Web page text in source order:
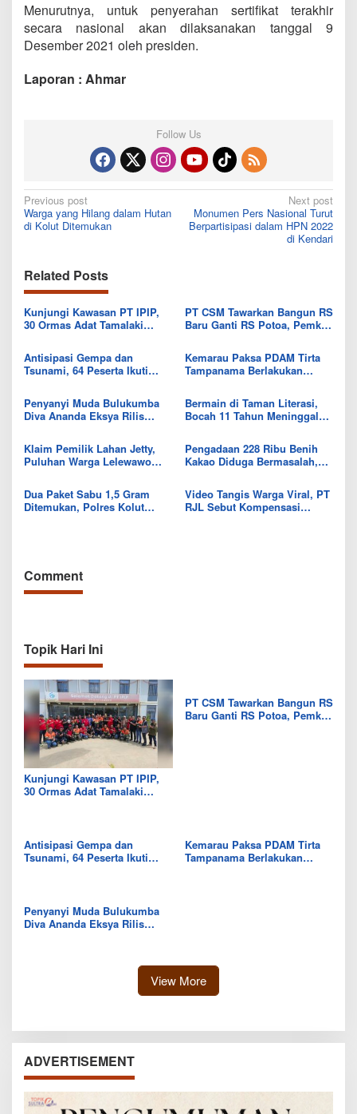
Menurutnya, untuk penyerahan sertifikat terakhir
secara nasional akan dilaksanakan tanggal 9
Desember 2021 oleh presiden.
Laporan : Ahmar
Follow Us
Post
navigation
Previous post
Warga yang Hilang dalam Hutan
di Kolut Ditemukan
Next post
Monumen Pers Nasional Turut
Berpartisipasi dalam HPN 2022
di Kendari
Related Posts
Kunjungi Kawasan PT IPIP,
30 Ormas Adat Tamalaki
Bumi Mekongga
PT CSM Tawarkan Bangun RS
Baru Ganti RS Potoa, Pemkab
Aset
Antisipasi Gempa dan
Tsunami, 64 Peserta Ikuti
Kolaka Utara
Kemarau Paksa PDAM Tirta
Tampanama Berlakukan
IKK Wawo
Penyanyi Muda Bulukumba
Diva Ananda Eksya Rilis
Eksistensi Musik Bugis
Bermain di Taman Literasi,
Bocah 11 Tahun Meninggal
Klaim Pemilik Lahan Jetty,
Puluhan Warga Lelewawo
Nikel PT RDP
Pengadaan 228 Ribu Benih
Kakao Diduga Bermasalah,
Tahap Penyidikan
Dua Paket Sabu 1,5 Gram
Ditemukan, Polres Kolut
Video Tangis Warga Viral, PT
RJL Sebut Kompensasi
Comment
Topik Hari Ini
Kunjungi Kawasan PT IPIP,
30 Ormas Adat Tamalaki
PT CSM Tawarkan Bangun RS
Baru Ganti RS Potoa, Pemkab
Antisipasi Gempa dan
Tsunami, 64 Peserta Ikuti
Kemarau Paksa PDAM Tirta
Tampanama Berlakukan
Penyanyi Muda Bulukumba
Diva Ananda Eksya Rilis
View More
ADVERTISEMENT